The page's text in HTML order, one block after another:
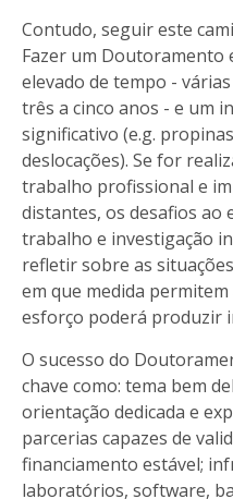
Contudo, seguir este
Fazer um Doutoramento
elevado de tempo -
três a cinco anos - e um
significativo (e.g.
deslocações). Se for
trabalho profissional e
distantes, os desafios ao
trabalho e investigação
refletir sobre as
em que medida
esforço poderá produzir
O sucesso do
chave como: tema bem
orientação dedicada e
parcerias capazes de
financiamento estável;
laboratórios, software,